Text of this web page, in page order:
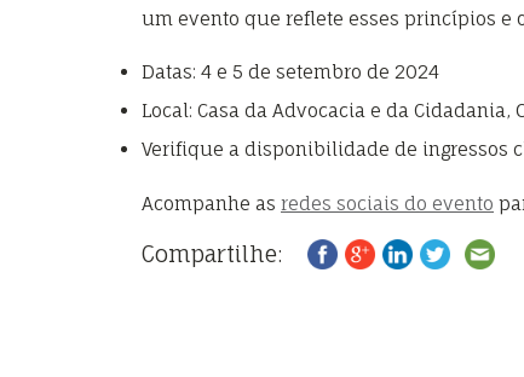
um evento que reflete esses princípios e
Datas: 4 e 5 de setembro de 2024
Local: Casa da Advocacia e da Cidadania,
Verifique a disponibilidade de ingressos
Acompanhe as redes sociais do evento
Compartilhe: